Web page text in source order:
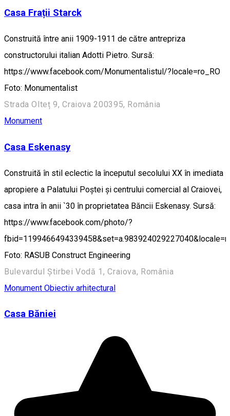
Casa Frații Starck
Construită între anii 1909-1911 de către antrepriza
constructorului italian Adotti Pietro. Sursă:
https://www.facebook.com/Monumentalistul/?locale=ro_RO
Foto: Monumentalist
Strada Olteț 9, Craiova 200395, România
Monument
Casa Eskenasy
Construită în stil eclectic la începutul secolului XX în imediata
apropiere a Palatului Poștei și centrului comercial al Craiovei,
casa intra în anii `30 în proprietatea Băncii Eskenasy. Sursă:
https://www.facebook.com/photo/?
Foto: RASUB Construct Engineering
Bulevardul Știrbei Vodă 1, Craiova, România
Monument Obiectiv arhitectural
Casa Băniei